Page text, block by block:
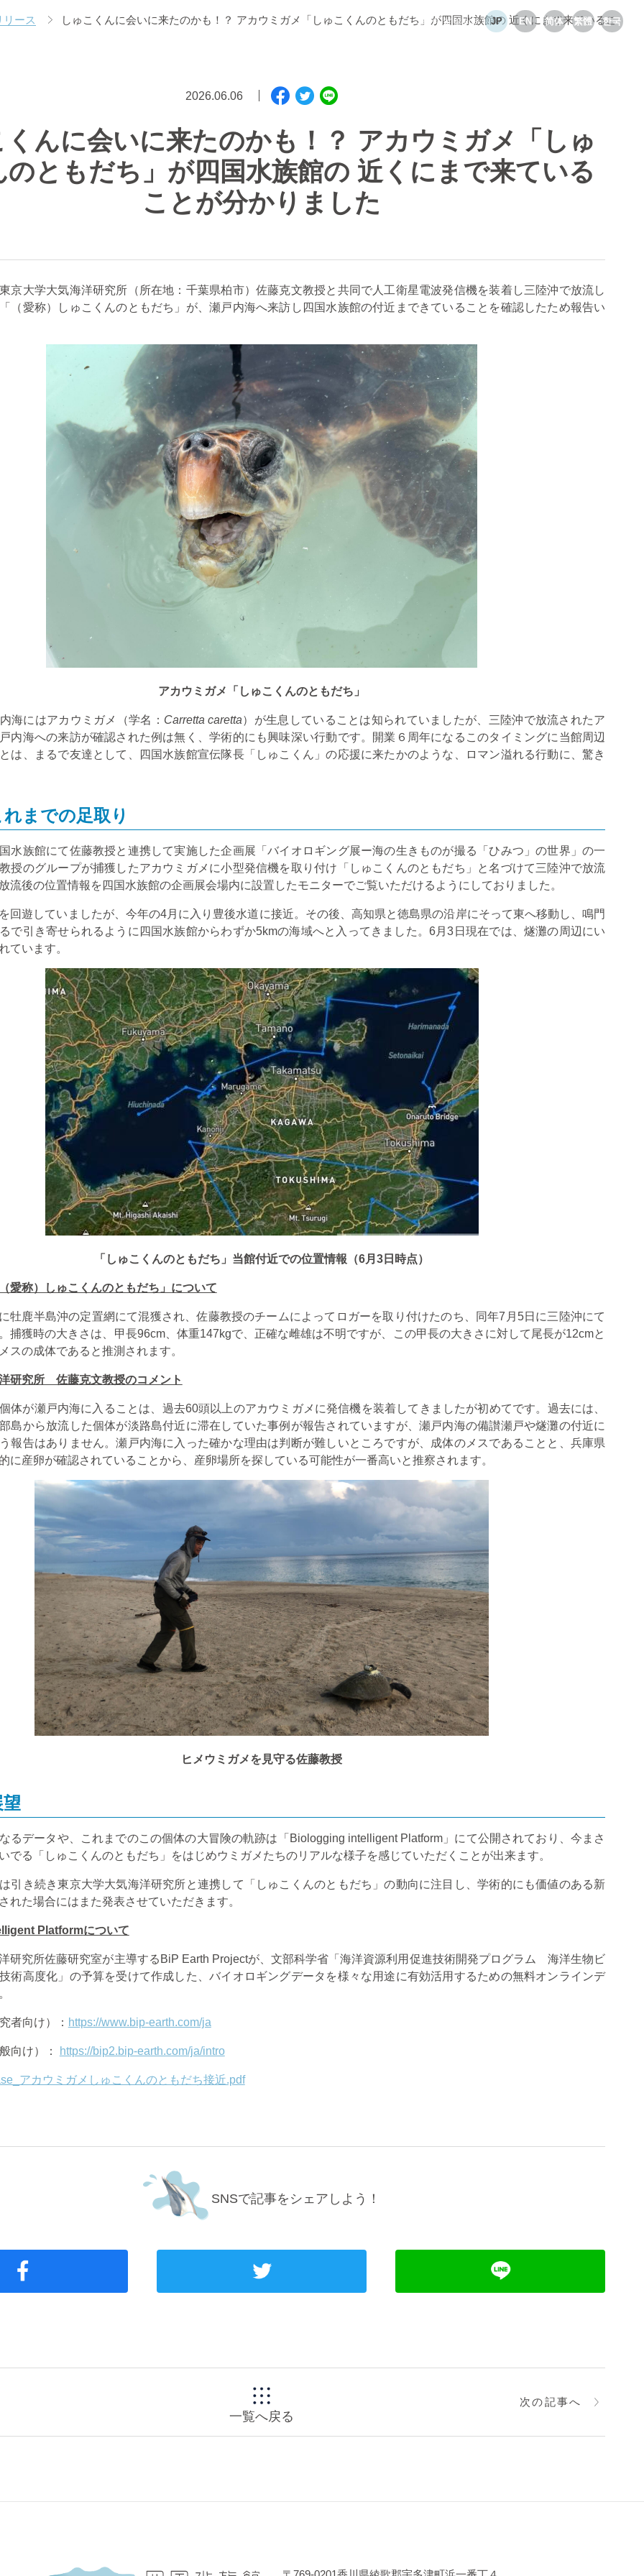
Select language JP EN 简体 繁體 한국
リース
しゅこくんに会いに来たのかも！？ アカウミガメ「しゅこくんのともだち」が四国水族館の 近くにまで来ているこ
2026.06.06
くんに会いに来たのかも！？ アカウミガメ「しゅ
のともだち」が四国水族館の 近くにまで来ている
ことが分かりました
京大学大気海洋研究所（所在地：千葉県柏市）佐藤克文教授と共同で人工衛星電波発信機を装着し三陸沖で放流し
（愛称）しゅこくんのともだち」が、瀬戸内海へ来訪し四国水族館の付近まできていることを確認したため報告い
アカウミガメ「しゅこくんのともだち」
海にはアカウミガメ（学名： Carretta caretta）が生息していることは知られていましたが、三陸沖で放流されたア
内海への来訪が確認された例は無く、学術的にも興味深い行動です。開業６周年になるこのタイミングに当館周辺
は、まるで友達として、四国水族館宣伝隊長「しゅこくん」の応援に来たかのような、ロマン溢れる行動に、驚き
までの足取り
水族館にて佐藤教授と連携して実施した企画展「バイオロギング展ー海の生きものが撮る「ひみつ」の世界」の一
授のグループが捕獲したアカウミガメに小型発信機を取り付け「しゅこくんのともだち」と名づけて三陸沖で放流
流後の位置情報を四国水族館の企画展会場内に設置したモニターでご覧いただけるようにしておりました。
回遊していましたが、今年の4月に入り豊後水道に接近。その後、高知県と徳島県の沿岸にそって東へ移動し、鳴門
で引き寄せられるように四国水族館からわずか5kmの海域へと入ってきました。6月3 日現在では、燧灘の周辺にい
ています。
「しゅこくんのともだち」当館付近での位置情報（6月3日時点）
愛称）しゅこくんのともだち」について
牡鹿半島沖の定置網にて混獲され、佐藤教授のチームによってロガーを取り付けたのち、同年7月5日に三陸沖にて
捕獲時の大きさは、甲長96cm、体重147kgで、正確な雌雄は不明ですが、この甲長の大きさに対して尾長が12cmと
スの成体であると推測されます。
研究所 佐藤克文教授のコメント
体が瀬戸内海に入ることは、過去60頭以上のアカウミガメに発信機を装着してきましたが初めてです。過去には、
島から放流した個体が淡路島付近に滞在していた事例が報告されていますが、瀬戸内海の備讃瀬戸や燧灘の付近に
報告はありません。瀬戸内海に入った確かな理由は判断が難しいところですが、成体のメスであることと、兵庫県
に産卵が確認されていることから、産卵場所を探している可能性が一番高いと推察されます。
ヒメウミガメを見守る佐藤教授
るデータや、これまでのこの個体の大冒険の軌跡は「 Biologging intelligent Platform 」にて公開されており、今まさ
でる「しゅこくんのともだち」をはじめウミガメたちのリアルな様子を感じていただくことが出来ます。
引き続き東京大学大気海洋研究所と連携して「しゅこくんのともだち」の動向に注目し、学術的にも価値のある新
れた場合にはまた発表させていただきます。
Platformについて
研究所佐藤研究室が主導する BiP Earth Projectが、文部科学省「海洋資源利用促進技術開発プログラム 海洋生物ビ
術高度化」の予算を受けて作成した、バイオロギングデータを様々な用途に有効活用するための無料オンラインデ
究者向け）： https://www.bip-earth.com/ja
般向け）： https://bip2.bip-earth.com/ja/intro
アカウミガメしゅこくんのともだち接近.pdf
SNSで記事をシェアしよう！
一覧へ戻る
次の記事へ